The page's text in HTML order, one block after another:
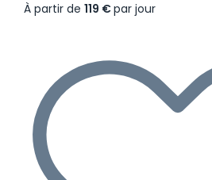
À partir de 119 €par jour